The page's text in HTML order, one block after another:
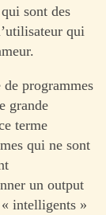
sont des
qui
programmes
grande
terme
qui ne sont
un output
intelligents »